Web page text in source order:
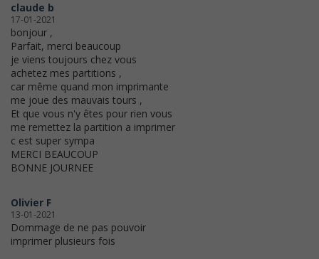
claude b
17-01-2021
bonjour ,
Parfait, merci beaucoup
je viens toujours chez vous
achetez mes partitions ,
car même quand mon imprimante
me joue des mauvais tours ,
Et que vous n'y êtes pour rien vous
me remettez la partition a imprimer
c est super sympa
MERCI BEAUCOUP
BONNE JOURNEE
Olivier F
13-01-2021
Dommage de ne pas pouvoir
imprimer plusieurs fois